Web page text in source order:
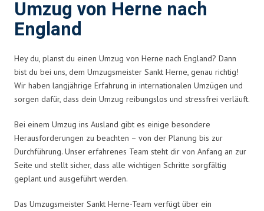
Umzug von Herne nach
England
Hey du, planst du einen Umzug von Herne nach England? Dann
bist du bei uns, dem Umzugsmeister Sankt Herne, genau richtig!
Wir haben langjährige Erfahrung in internationalen Umzügen und
sorgen dafür, dass dein Umzug reibungslos und stressfrei verläuft.
Bei einem Umzug ins Ausland gibt es einige besondere
Herausforderungen zu beachten – von der Planung bis zur
Durchführung. Unser erfahrenes Team steht dir von Anfang an zur
Seite und stellt sicher, dass alle wichtigen Schritte sorgfältig
geplant und ausgeführt werden.
Das Umzugsmeister Sankt Herne-Team verfügt über ein